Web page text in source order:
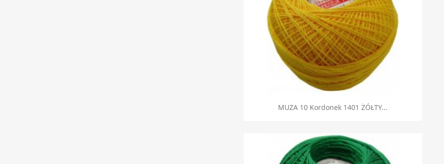
 Szybki podgląd
MUZA 10 Kordonek 1401 ŻÓŁTY...